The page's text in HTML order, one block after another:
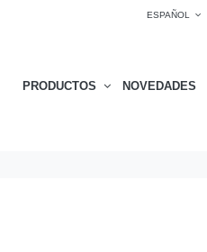
ESPAÑOL
PRODUCTOS NOVEDADES